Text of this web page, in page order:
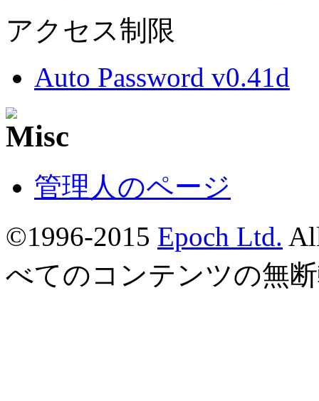
アクセス制限
Auto Password v0.41d
管理人のページ
©1996-2015 Epoch Ltd.
べてのコンテンツの無